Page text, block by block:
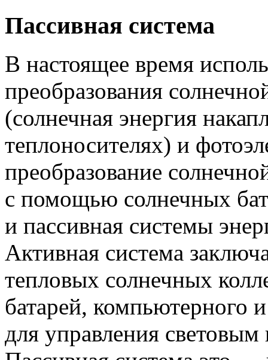
Пассивная система
В настоящее время
преобразования
(солнечная энергия
теплоносителях) и
преобразование
с помощью солнечных
и пассивная системы
Активная система
тепловых солнечных
батарей, компьютерного
для управления